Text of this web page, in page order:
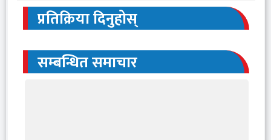
प्रतिक्रिया दिनुहोस्
सम्बन्धित समाचार